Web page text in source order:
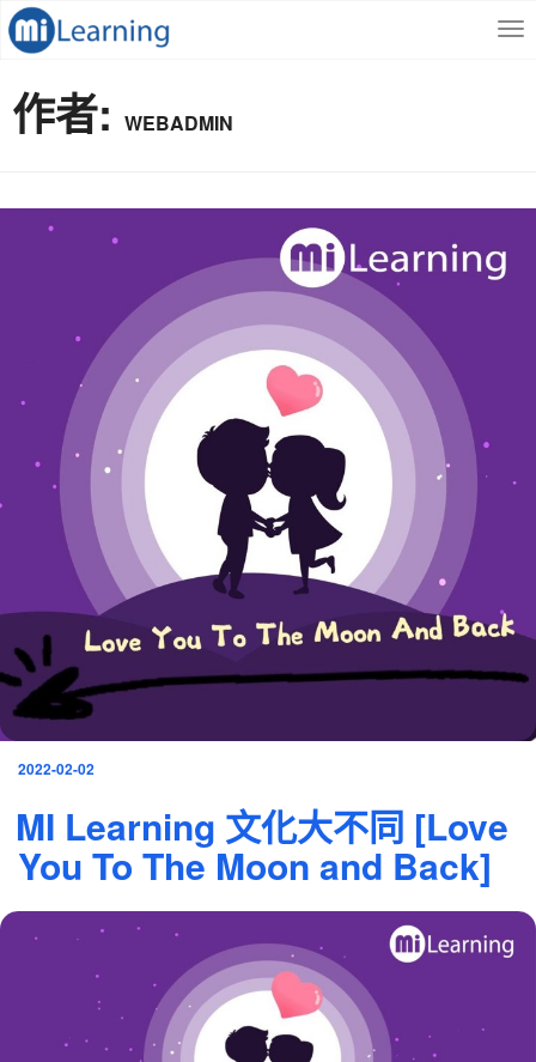
i
跳
至
作者: WEBADMIN
發
於
2022-02-02
MI Learning 文化大不同 [Love
You To The Moon and Back]